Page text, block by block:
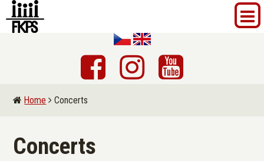
Home Concerts
Concerts